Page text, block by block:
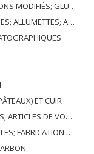
GLUES; ENZYMES
PRÉPARATIONS COMBUSTIBLES
ET CUIR
DE GUT ANIMAL (AUTRE QUE GUT DE SOIE-VERT)
DE CELLES-CI